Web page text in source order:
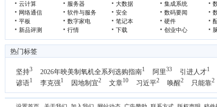
云计算
服务器 大数据 集成系统
网络通信
软件与服务 安全 数码要闻
平板
数字家电 笔记本 硬件
新品评测
行情 下载 创业中心
热门标签
坚持3 2026年映美制氧机全系列选购指南1 阿里33 引进人才1
谚语1 李克强1 因地制宜2 文章10 习近平2 唤醒2 只能靠2
国办1